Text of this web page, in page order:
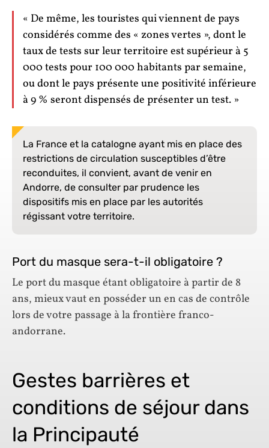
« De même, les touristes qui viennent de pays
considérés comme des « zones vertes », dont le
taux de tests sur leur territoire est supérieur à 5
000 tests pour 100 000 habitants par semaine,
ou dont le pays présente une positivité inférieure
à 9 % seront dispensés de présenter un test. »
La France et la catalogne ayant mis en place des
restrictions de circulation susceptibles d’être
reconduites, il convient, avant de venir en
Andorre, de consulter par prudence les
dispositifs mis en place par les autorités
régissant votre territoire.
Port du masque sera-t-il obligatoire ?
Le port du masque étant obligatoire à partir de 8
ans, mieux vaut en posséder un en cas de contrôle
lors de votre passage à la frontière franco-
andorrane.
Gestes barrières et
conditions de séjour dans
la Principauté